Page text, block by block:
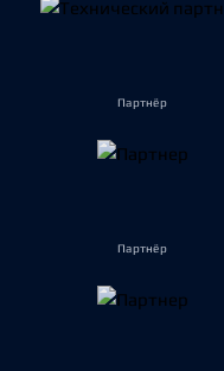
Партнёр
Партнёр